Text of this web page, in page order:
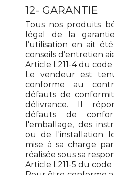
12- GARANTIE
Tous nos produits
légal de la
l’utilisation en ait
conseils d’entretien
Article L211-4 du
Le vendeur est
conforme au
défauts de
délivrance. Il
défauts de
l'emballage, des
ou de l'installation
mise à sa charge
réalisée sous sa
Article L211-5 du